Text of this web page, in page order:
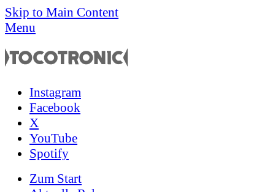
Skip to Main Content
Menu
Instagram
Facebook
X
YouTube
Spotify
Zum Start